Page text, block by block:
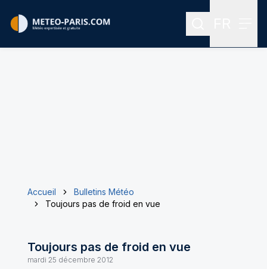
Rechercher
Accueil
Bulletins Météo
Toujours pas de froid en vue
Toujours pas de froid en vue
mardi 25 décembre 2012